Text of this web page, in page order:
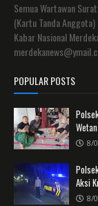
Semua Wartawan
(Kartu Tanda
Kabar Nasional
POPULAR POSTS
Wetan
8/
Aksi
8/